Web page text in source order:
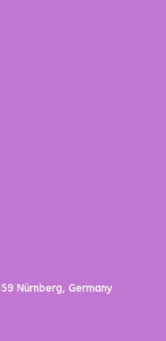
Nürnberg, Germany